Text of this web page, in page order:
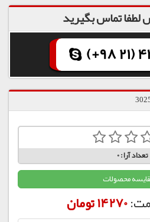
تماس بگیرید
(+98 21)
تعداد آرا:0
محصولات
14270 تومان